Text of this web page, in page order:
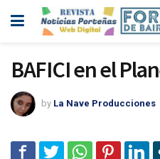
BAFICI en el
by La Nave Producciones